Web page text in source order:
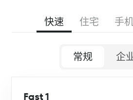
快速 住宅 手
常规 企
Fast 1